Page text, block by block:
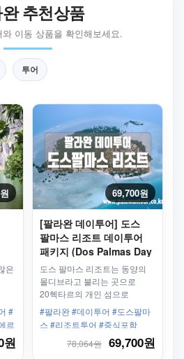
추천상품
이동 상품을 확인해보세요.
투어
은
#
르
원
69,700원
[팔라완 데이투어] 도스
팔마스 리조트 데이투어
패키지 (Dos Palmas Day
Tour Package) - 조인/
그룹
도스 팔마스 리조트는 동양의
몰디브라고 불리는 곳으로
20헥타르의 개인 섬으로
만들어져 있습니다. 혼다베이에
속해 있는 곳으로 팔라완의
가장 아름다운 바다 중 한
곳입니다.
#팔라완 #데이투어 #도스팔마
스 #리조트투어 #중식포함
78,064원 69,700원